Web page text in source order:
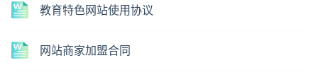
教育特色网站使用协议
网站商家加盟合同